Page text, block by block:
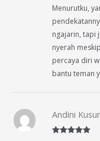
of 5
Menurutku,
ngajarin, tapi
nyerah
percaya diri
bantu teman
Andini